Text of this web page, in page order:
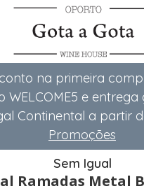
na primeira
WELCOME5 e
Continental a partir
Promoções
Sem Igual
Ramadas Metal